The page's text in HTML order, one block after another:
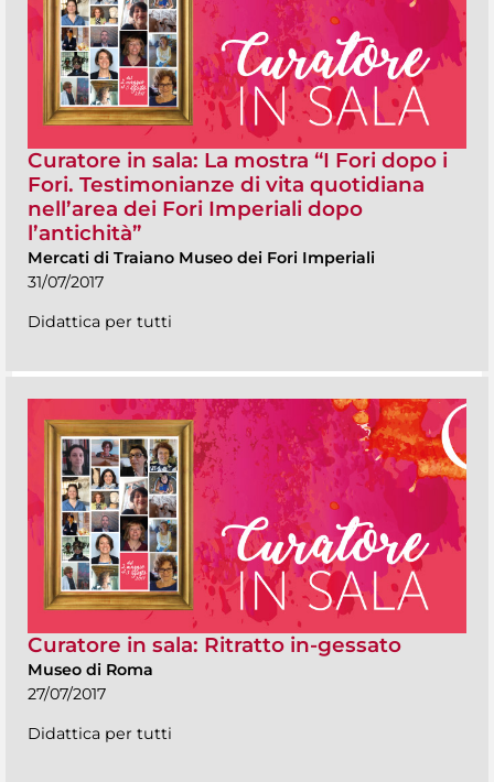
Curatore in sala: La mostra “I Fori dopo i
Fori. Testimonianze di vita quotidiana
nell’area dei Fori Imperiali dopo
l’antichità”
Mercati di Traiano Museo dei Fori Imperiali
31/07/2017
Didattica per tutti
Curatore in sala: Ritratto in-gessato
Museo di Roma
27/07/2017
Didattica per tutti